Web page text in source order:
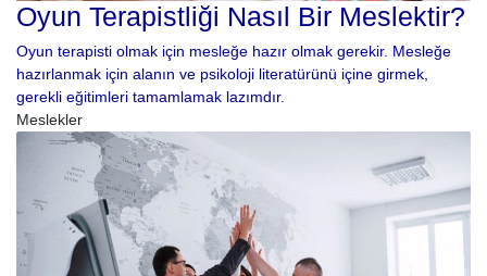
Oyun Terapistliği Nasıl Bir Meslektir?
Oyun terapisti olmak için mesleğe hazır olmak gerekir. Mesleğe
hazırlanmak için alanın ve psikoloji literatürünü içine girmek,
gerekli eğitimleri tamamlamak lazımdır.
Meslekler